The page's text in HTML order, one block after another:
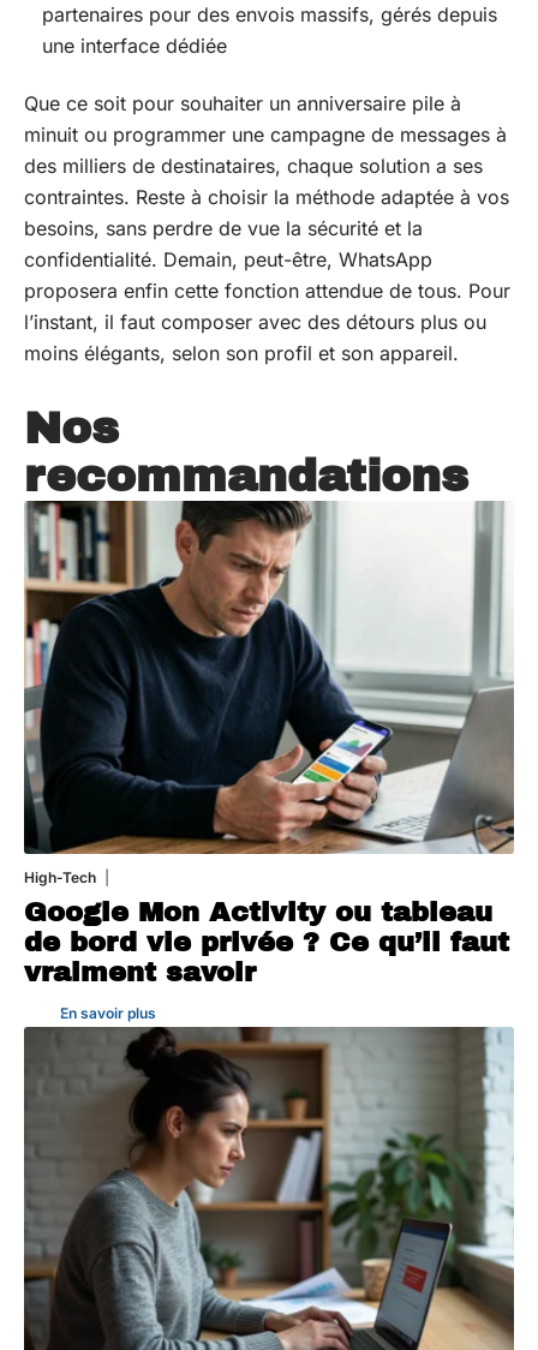
partenaires pour des envois massifs, gérés depuis
une interface dédiée
Que ce soit pour souhaiter un anniversaire pile à
minuit ou programmer une campagne de messages à
des milliers de destinataires, chaque solution a ses
contraintes. Reste à choisir la méthode adaptée à vos
besoins, sans perdre de vue la sécurité et la
confidentialité. Demain, peut-être, WhatsApp
proposera enfin cette fonction attendue de tous. Pour
l’instant, il faut composer avec des détours plus ou
moins élégants, selon son profil et son appareil.
Nos
recommandations
High-Tech
Google Mon Activity ou tableau
de bord vie privée ? Ce qu’il faut
vraiment savoir
En savoir plus